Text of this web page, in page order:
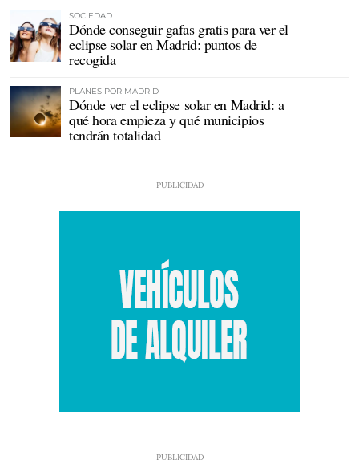
SOCIEDAD
Dónde conseguir gafas gratis para ver el
eclipse solar en Madrid: puntos de
recogida
PLANES POR MADRID
Dónde ver el eclipse solar en Madrid: a
qué hora empieza y qué municipios
tendrán totalidad